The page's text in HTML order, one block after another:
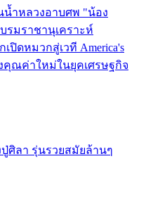
น้ำหลวงอาบศพ "น้อง
รมราชานุเคราะห์
ปิดหมวกสู่เวที America's
งคุณค่าใหม่ในยุคเศรษฐกิจ
ศิลา รุ่นรวยสมัยล้านๆ